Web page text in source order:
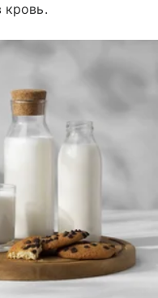
кровь.